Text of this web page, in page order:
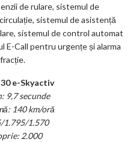
de rulare, sistemul de
sistemul de asistență
sistemul de control automat
E-Call pentru urgențe și alarma
e-Skyactiv
9,7 secunde
140 km/oră
1.795/1.570
2.000